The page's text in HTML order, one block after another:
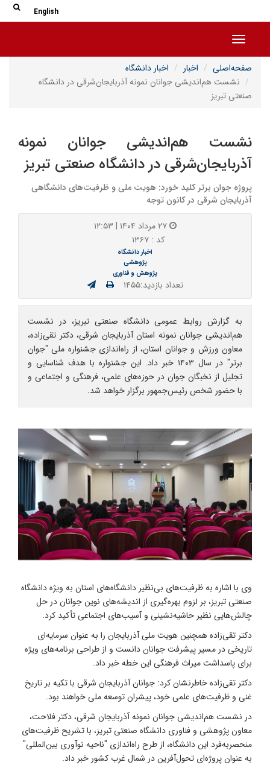
English
Toggle navigation
صفحه‌اصلی اخبار
اخبار دانشگاه
نشست هم‌اندیشی جوانان نمونه آذربایجان‌شرقی در دانشگاه
صنعتی تبریز
نشست هم‌اندیشی جوانان نمونه
آذربایجان‌شرقی در دانشگاه صنعتی تبریز
پروژه جوان برتر کلید خورد: هویت ملی و ظرفیت‌های دانشگاهی
آذربایجان شرقی در کانون توجه
۲۷ مرداد ۱۴۰۴ | ۱۲:۵۳
کد : ۱۳۶۷
اخبار دانشگاه
پژوهشی
پژوهش و فناوری
تعداد بازدید:۱۴۵۵
به گزارش روابط عمومی دانشگاه صنعتی تبریز، در نشست
هم‌اندیشی جوانان نمونه استان آذربایجان شرقی، دکتر تقی‌زاده،
معاون ورزش و جوانان استان، از راه‌اندازی جشنواره ملی "جوان
برتر" در سال ۱۴۰۳ خبر داد. این جشنواره با هدف شناسایی و
تجلیل از نخبگان جوان در حوزه‌های علمی، فرهنگی و اجتماعی و
با حضور شخص رئیس‌جمهور برگزار خواهد شد.
وی با اشاره به ظرفیت‌های بی‌نظیر دانشگاه‌های استان به ویژه دانشگاه
صنعتی تبریز، بر لزوم بهره‌گیری از اندیشه‌های نوین جوانان در حل
چالش‌هایی نظیر حاشیه‌نشینی و آسیب‌های اجتماعی تأکید کرد.
دکتر تقی‌زاده همچنین هویت ملی آذربایجان را به عنوان سرمایه‌ای
تاریخی در مسیر پیشرفت جوانان دانست و از طراحی برنامه‌های ویژه
برای پاسداشت میراث فرهنگی این خطه خبر داد.
دکتر تقی‌زاده خاطرنشان کرد: جوانان آذربایجان شرقی با تکیه بر تاریخ
غنی و ظرفیت‌های علمی خود، پیشران توسعه ملی خواهند بود.
در نشست هم‌اندیشی جوانان نمونه آذربایجان شرقی، دکتر فلاحت،
معاون پژوهشی و فناوری دانشگاه صنعتی تبریز، با تشریح ظرفیت‌های
منحصربه‌فرد این دانشگاه، از طرح راه‌اندازی "ناحیه نوآوری بین‌المللی"
به عنوان پروژه‌ای تحول‌آفرین در شمال غرب کشور خبر داد.